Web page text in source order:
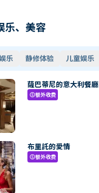
乐、美容
乐 静修体验 儿童娱乐
薩巴蒂尼的意大利餐廳
paid额外收费
布里託的愛情
paid额外收费